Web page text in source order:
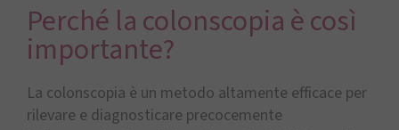
Perché la colonscopia è così
importante?
La colonscopia è un metodo altamente efficace per
rilevare e diagnosticare precocemente